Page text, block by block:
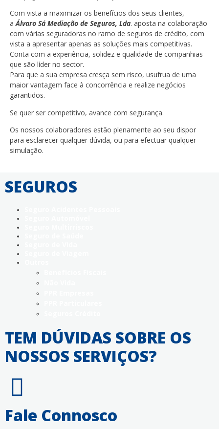
SEGUROS
TEM DÚVIDAS SOBRE OS
NOSSOS SERVIÇOS?
Fale Connosco
Com vista a maximizar os benefícios dos seus clientes,
aÁlvaro Sá Mediação de Seguros, Lda. aposta na colaboração
com várias seguradoras no ramo de seguros de crédito, com
vista a apresentar apenas as soluções mais competitivas.
Conta com a experiência, solidez e qualidade de companhias
que são líder no sector.
Para que a sua empresa cresça sem risco, usufrua de uma
maior vantagem face à concorrência e realize negócios
garantidos.
Se quer ser competitivo, avance com segurança.
Os nossos colaboradores estão plenamente ao seu dispor
para esclarecer qualquer dúvida, ou para efectuar qualquer
simulação.